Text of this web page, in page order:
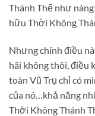
Thánh Thể như
hữu Thời Không
Nhưng chính điều
hãi không thôi, điều
toàn Vũ Trụ chỉ có
của nó…khả năng
Thời Không Thánh